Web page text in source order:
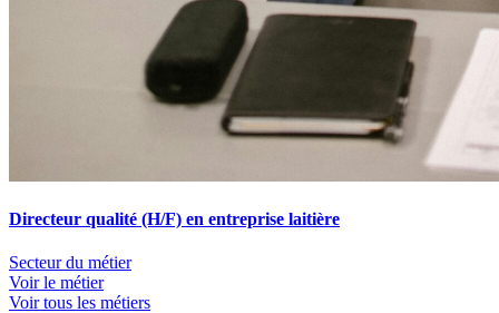
Directeur qualité (H/F) en entreprise laitière
Secteur du métier
Voir le métier
Voir tous les métiers